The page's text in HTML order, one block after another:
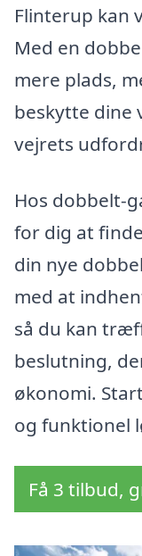
Flinterup kan
Med en
mere plads,
beskytte dine
vejrets
Hos dobbelt-
for dig at
din nye
med at
så du kan
beslutning,
økonomi.
og funktionel
Få 3 tilbud,